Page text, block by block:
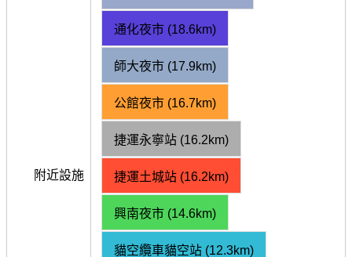
附近設施
通化夜市 (18.6km)
師大夜市 (17.9km)
公館夜市 (16.7km)
捷運永寧站 (16.2km)
捷運土城站 (16.2km)
興南夜市 (14.6km)
貓空纜車貓空站 (12.3km)